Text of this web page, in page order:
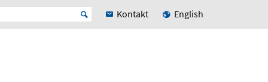
Kontakt English